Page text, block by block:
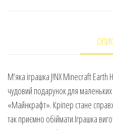
М’яка іграшка J!NX Minecraft
чудовий подарунок для
«Майнкрафт». Кріпер стане
так приємно обіймати.Іграшка